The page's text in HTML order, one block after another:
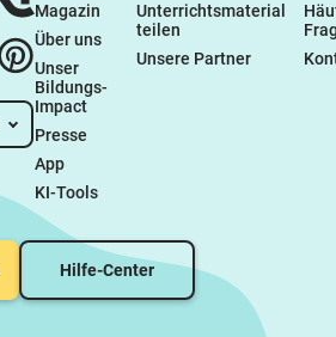
Magazin
Über uns
Unser
Bildungs-
Impact
Presse
App
KI-Tools
Unterrichtsmaterial
teilen
Unsere Partner
Hilfe-Center